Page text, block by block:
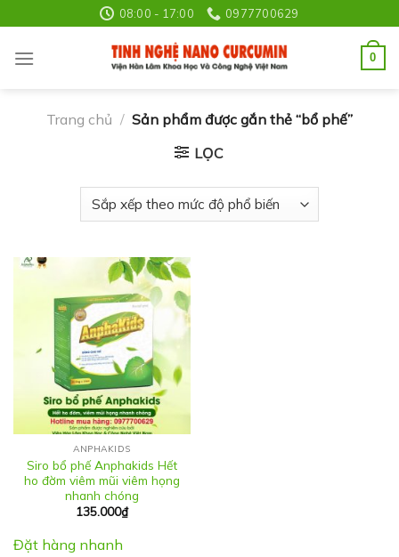
to
content
08:00 - 17:00 0977700629
0
Trang chủ / Sản phẩm được gắn thẻ “bổ phế”
LỌC
ANPHAKIDS
Siro bổ phế Anphakids Hết
ho đờm viêm mũi viêm họng
nhanh chóng
135.000₫
Đặt hàng nhanh